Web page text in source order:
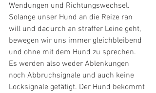
Wendungen und Richtungswechsel.
Solange unser Hund an die Reize ran
will und dadurch an straffer Leine geht,
bewegen wir uns immer gleichbleibend
und ohne mit dem Hund zu sprechen.
Es werden also weder Ablenkungen
noch Abbruchsignale und auch keine
Locksignale getätigt. Der Hund bekommt